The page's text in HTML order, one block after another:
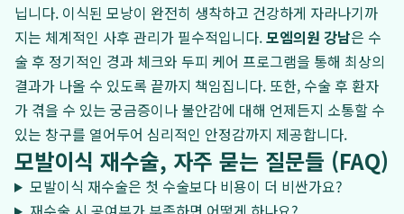
닙니다. 이식된 모낭이 완전히 생착하고 건강하게 자라나기까
지는 체계적인 사후 관리가 필수적입니다.모엠의원 강남은 수
술 후 정기적인 경과 체크와 두피 케어 프로그램을 통해 최상의
결과가 나올 수 있도록 끝까지 책임집니다. 또한, 수술 후 환자
가 겪을 수 있는 궁금증이나 불안감에 대해 언제든지 소통할 수
있는 창구를 열어두어 심리적인 안정감까지 제공합니다.
모발이식 재수술, 자주 묻는 질문들 (FAQ)
모발이식 재수술은 첫 수술보다 비용이 더 비싼가요?